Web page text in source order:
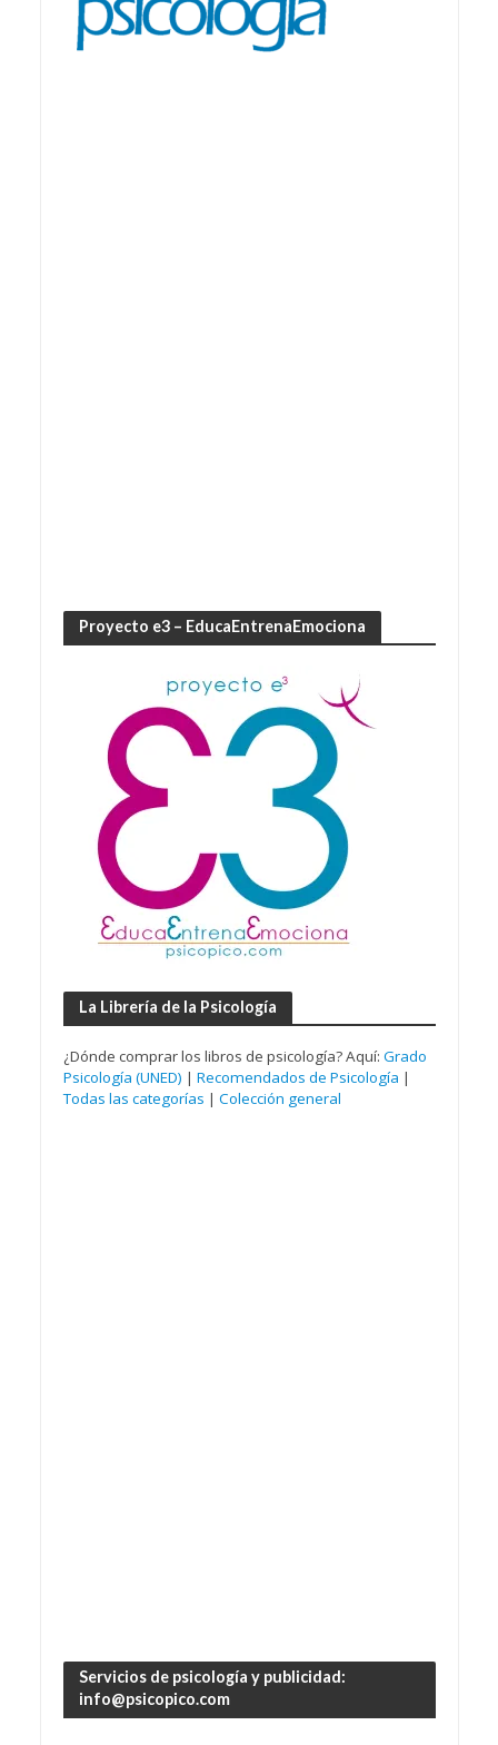
Proyecto e3 – EducaEntrenaEmociona
La Librería de la Psicología
¿Dónde comprar los libros de psicología? Aquí: Grado
Psicología (UNED) | Recomendados de Psicología |
Todas las categorías | Colección general
Servicios de psicología y publicidad:
info@psicopico.com